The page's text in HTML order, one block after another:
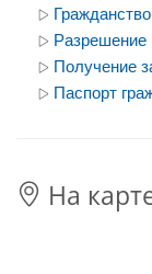
Получение
Паспорт
На